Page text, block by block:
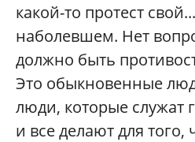
какой-то протест
наболевшем. Нет
должно быть
Это обыкновенные
люди, которые служат
и все делают для того,